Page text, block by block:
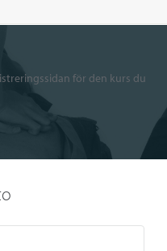
för den kurs du